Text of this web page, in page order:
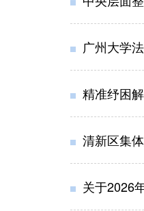
广州大学
精准纾困
清新区集
关于2026